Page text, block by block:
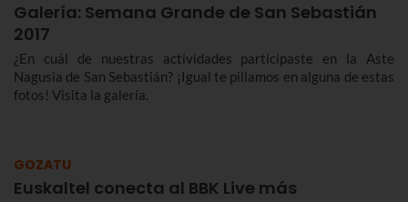
Galería: Semana Grande de San Sebastián
2017
¿En cuál de nuestras actividades participaste en la Aste
Nagusia de San Sebastián? ¡Igual te pillamos en alguna de estas
fotos! Visita la galería.
GOZATU
Euskaltel conecta al BBK Live más